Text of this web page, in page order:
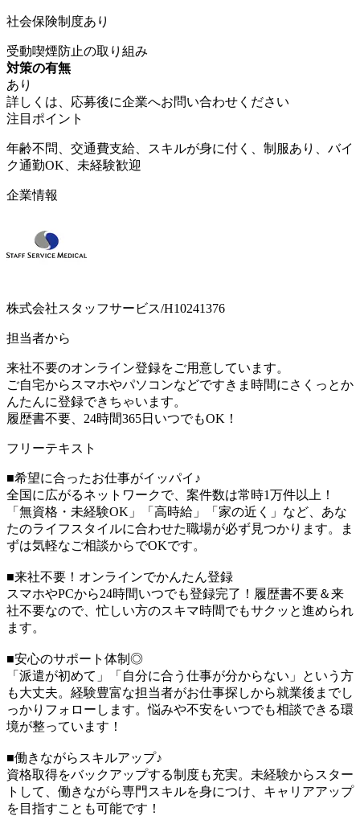
社会保険制度あり
受動喫煙防止の取り組み
対策の有無
あり
詳しくは、応募後に企業へお問い合わせください
注目ポイント
年齢不問、交通費支給、スキルが身に付く、制服あり、バイ
ク通勤OK、未経験歓迎
企業情報
株式会社スタッフサービス/H10241376
担当者から
来社不要のオンライン登録をご用意しています。
ご自宅からスマホやパソコンなどですきま時間にさくっとか
んたんに登録できちゃいます。
履歴書不要、24時間365日いつでもOK！
フリーテキスト
■希望に合ったお仕事がイッパイ♪
全国に広がるネットワークで、案件数は常時1万件以上！
「無資格・未経験OK」「高時給」「家の近く」など、あな
たのライフスタイルに合わせた職場が必ず見つかります。ま
ずは気軽なご相談からでOKです。
■来社不要！オンラインでかんたん登録
スマホやPCから24時間いつでも登録完了！履歴書不要＆来
社不要なので、忙しい方のスキマ時間でもサクッと進められ
ます。
■安心のサポート体制◎
「派遣が初めて」「自分に合う仕事が分からない」という方
も大丈夫。経験豊富な担当者がお仕事探しから就業後までし
っかりフォローします。悩みや不安をいつでも相談できる環
境が整っています！
■働きながらスキルアップ♪
資格取得をバックアップする制度も充実。未経験からスター
トして、働きながら専門スキルを身につけ、キャリアアップ
を目指すことも可能です！